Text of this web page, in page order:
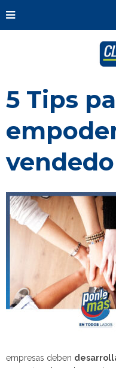
5 Tips
empresas deben